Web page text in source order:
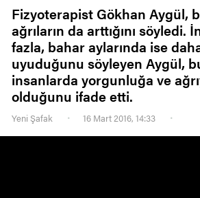
Fizyoterapist Gökhan Aygül,
ağrıların da arttığını söyledi.
fazla, bahar aylarında ise
uyuduğunu söyleyen Aygül,
insanlarda yorgunluğa ve
olduğunu ifade etti.
Yeni Şafak 16 Mart 2016, 14:33